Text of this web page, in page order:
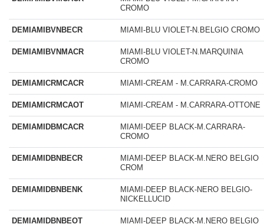
CROMO
DEMIAMIBVNBECR MIAMI-BLU VIOLET-N.BELGIO CROMO
DEMIAMIBVNMACR
MIAMI-BLU VIOLET-N.MARQUINIA
CROMO
DEMIAMICRMCACR MIAMI-CREAM - M.CARRARA-CROMO
DEMIAMICRMCAOT MIAMI-CREAM - M.CARRARA-OTTONE
DEMIAMIDBMCACR
MIAMI-DEEP BLACK-M.CARRARA-
CROMO
DEMIAMIDBNBECR
MIAMI-DEEP BLACK-M.NERO BELGIO
CROM
DEMIAMIDBNBENK
MIAMI-DEEP BLACK-NERO BELGIO-
NICKELLUCID
DEMIAMIDBNBEOT
MIAMI-DEEP BLACK-M.NERO BELGIO